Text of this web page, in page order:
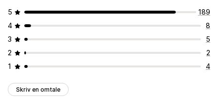
5
189
4
8
3
5
2
2
1
4
Skriv en omtale